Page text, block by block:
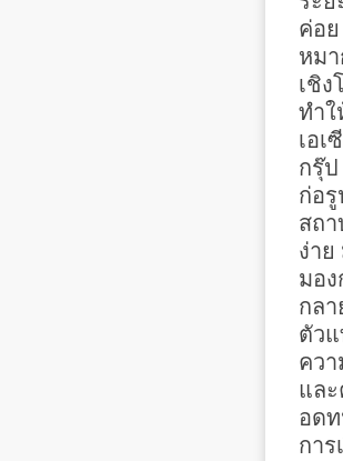
ค่อย
หม
เชิง
ทำ
เอเ
กรุ๊
ก่อ
สถ
ง่า
มอง
กล
ตัว
คว
แล
อด
การ